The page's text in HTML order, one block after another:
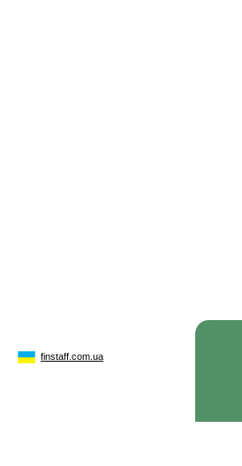
finstaff.com.ua